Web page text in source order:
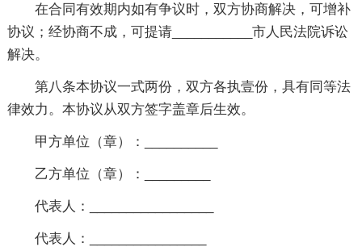
在合同有效期内如有争议时，双方协商解决，可增补
协议；经协商不成，可提请___________市人民法院诉讼
解决。
第八条本协议一式两份，双方各执壹份，具有同等法
律效力。本协议从双方签字盖章后生效。
甲方单位（章）：__________
乙方单位（章）：_________
代表人：_________________
代表人：________________